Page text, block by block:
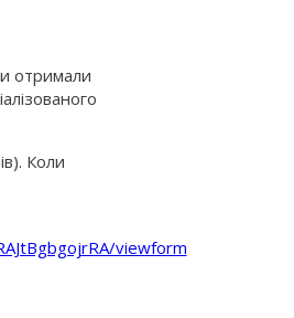
отримали
Коли
viewform